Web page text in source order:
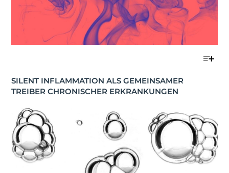
SILENT INFLAMMATION ALS GEMEINSAMER
TREIBER CHRONISCHER ERKRANKUNGEN